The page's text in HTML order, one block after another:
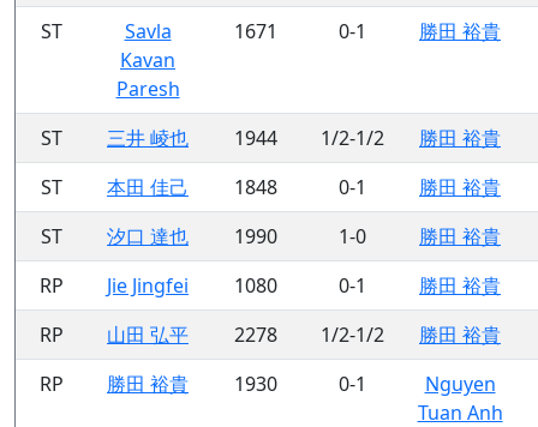
ST
Savla
Kavan
Paresh
1671 0-1 勝田 裕貴
ST 三井 崚也 1944 1/2-1/2
勝田 裕貴
ST
本田 佳己 1848 0-1
勝田 裕貴
ST
汐口 達也 1990 1-0
勝田 裕貴
RP
Jie Jingfei 1080 0-1
勝田 裕貴
RP
山田 弘平 2278 1/2-1/2
勝田 裕貴
RP
勝田 裕貴 1930 0-1
Nguyen
Tuan Anh